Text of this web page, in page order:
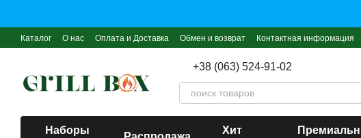
Каталог О нас Оплата и Доставка Обмен и возврат Контактная информация
+38 (063) 524-91-02
Наборы
Хит